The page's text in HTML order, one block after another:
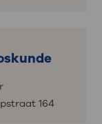
164